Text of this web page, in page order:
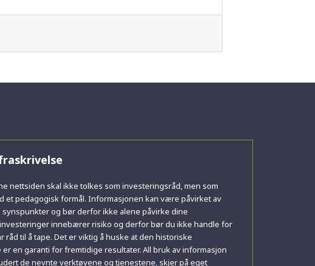
nettsiden skal ikke tolkes som investeringsråd, men som
et pedagogisk formål. Informasjonen kan være påvirket av
og bør derfor ikke alene påvirke dine
innebærer risiko og derfor bør du ikke handle for
råd til å tape. Det er viktig å huske at den historiske
en garanti for fremtidige resultater. All bruk av informasjon
de nevnte verktøyene og tjenestene, skjer på eget